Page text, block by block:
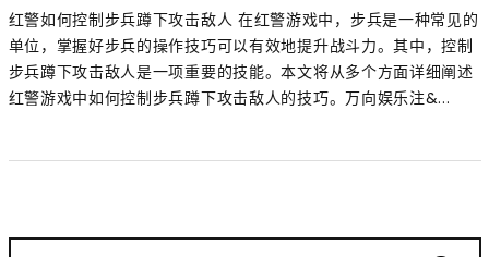
红警如何控制步兵蹲下攻击敌人 在红警游戏中，步兵是一种常见的
单位，掌握好步兵的操作技巧可以有效地提升战斗力。其中，控制
步兵蹲下攻击敌人是一项重要的技能。本文将从多个方面详细阐述
红警游戏中如何控制步兵蹲下攻击敌人的技巧。万向娱乐注&...